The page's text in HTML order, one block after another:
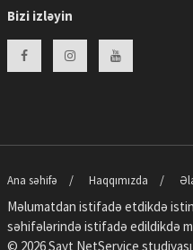
Bizi izləyin
Ana səhifə Haqqımızda
Məlumatdan istifadə etdikdə
səhifələrində istifadə edildikdə
© 2026 Sayt NetService